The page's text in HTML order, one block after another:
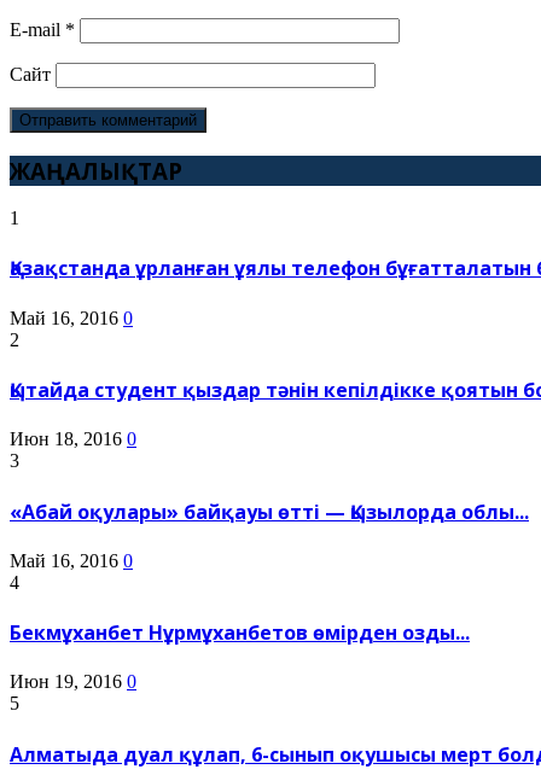
E-mail *
Сайт
ЖАҢАЛЫҚТАР
1
Қазақстанда ұрланған ұялы телефон бұғатталатын
Май 16, 2016 0
2
Қытайда студент қыздар тәнін кепілдікке қоятын
Июн 18, 2016 0
3
«Абай оқулары» байқауы өтті — Қызылорда облы...
Май 16, 2016 0
4
Бекмұханбет Нұрмұханбетов өмірден озды...
Июн 19, 2016 0
5
Алматыда дуал құлап, 6-сынып оқушысы мерт